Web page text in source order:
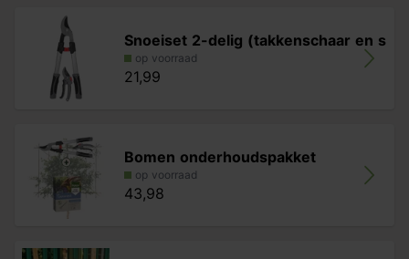
Snoeiset 2-delig (takkenschaar en s
op voorraad
21,99
Bomen onderhoudspakket
op voorraad
43,98